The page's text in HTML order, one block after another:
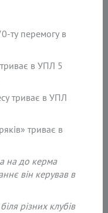
ту перемогу в
в УПЛ 5
триває в УПЛ
триває в
на до керма
він керував в
різних клубів